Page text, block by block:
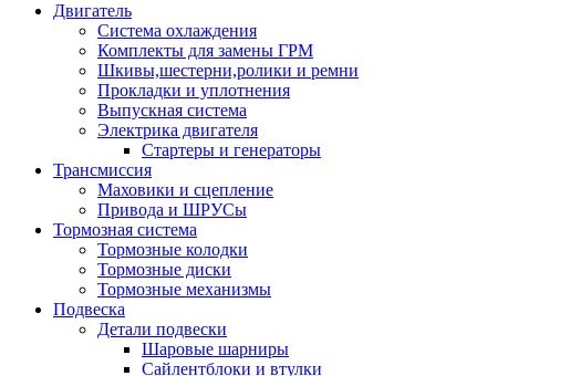
Двигатель
Система охлаждения
Комплекты для замены ГРМ
Шкивы,шестерни,ролики и ремни
Прокладки и уплотнения
Выпускная система
Электрика двигателя
Стартеры и генераторы
Трансмиссия
Маховики и сцепление
Привода и ШРУСы
Тормозная система
Тормозные колодки
Тормозные диски
Тормозные механизмы
Подвеска
Детали подвески
Шаровые шарниры
Сайлентблоки и втулки